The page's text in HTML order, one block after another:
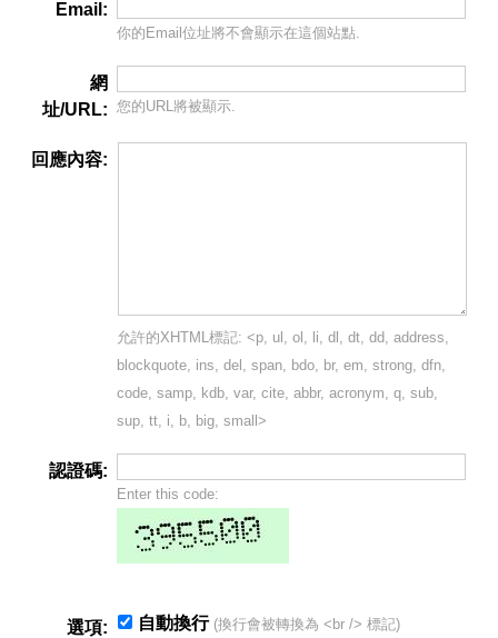
Email:
你的Email位址將不會顯示在這個站點.
網
址/URL: 您的URL將被顯示.
回應內容:
允許的XHTML標記: <p, ul, ol, li, dl, dt, dd, address,
blockquote, ins, del, span, bdo, br, em, strong, dfn,
code, samp, kdb, var, cite, abbr, acronym, q, sub,
sup, tt, i, b, big, small>
認證碼:
Enter this code:
選項: 自動換行 (換行會被轉換為 <br /> 標記)